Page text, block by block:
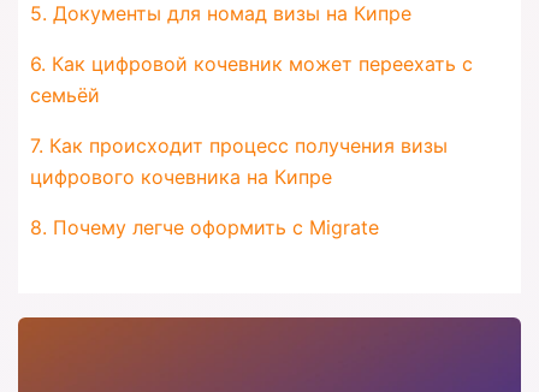
5. Документы для номад визы на Кипре
6. Как цифровой кочевник может переехать с
семьёй
7. Как происходит процесс получения визы
цифрового кочевника на Кипре
8. Почему легче оформить с Migrate